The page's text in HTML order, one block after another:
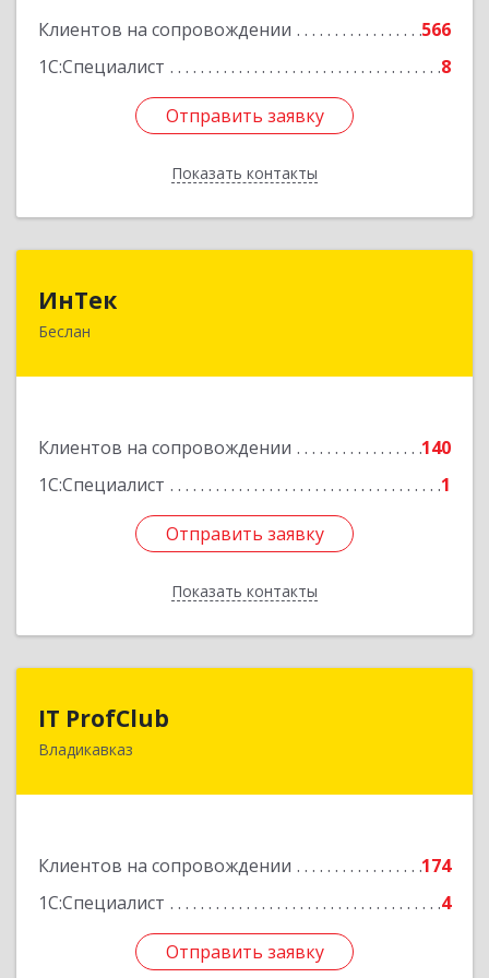
Клиентов на сопровождении
566
1С:Специалист
8
Отправить заявку
Показать контакты
Отправить заявку
Назад
ИнТек
Беслан
Клиентов на сопровождении
140
1С:Специалист
1
Отправить заявку
Показать контакты
Подробнее
Отправить заявку
Назад
IT ProfClub
Владикавказ
Клиентов на сопровождении
174
1С:Специалист
4
Отправить заявку
362045, Северная Осетия - Алания Респ,
Подробнее
Отправить заявку